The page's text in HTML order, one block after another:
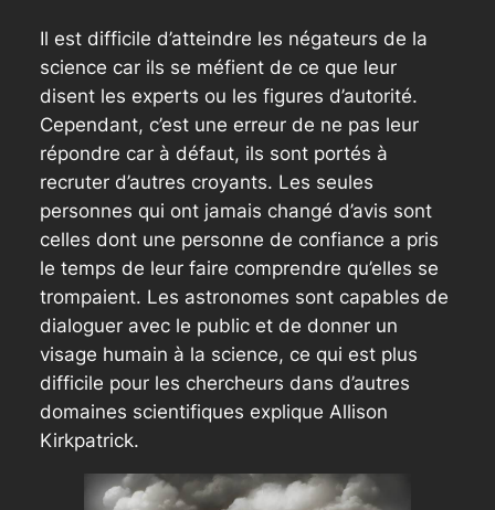
Il est difficile d’atteindre les négateurs de la
science car ils se méfient de ce que leur
disent les experts ou les figures d’autorité.
Cependant, c’est une erreur de ne pas leur
répondre car à défaut, ils sont portés à
recruter d’autres croyants. Les seules
personnes qui ont jamais changé d’avis sont
celles dont une personne de confiance a pris
le temps de leur faire comprendre qu’elles se
trompaient. Les astronomes sont capables de
dialoguer avec le public et de donner un
visage humain à la science, ce qui est plus
difficile pour les chercheurs dans d’autres
domaines scientifiques explique Allison
Kirkpatrick.